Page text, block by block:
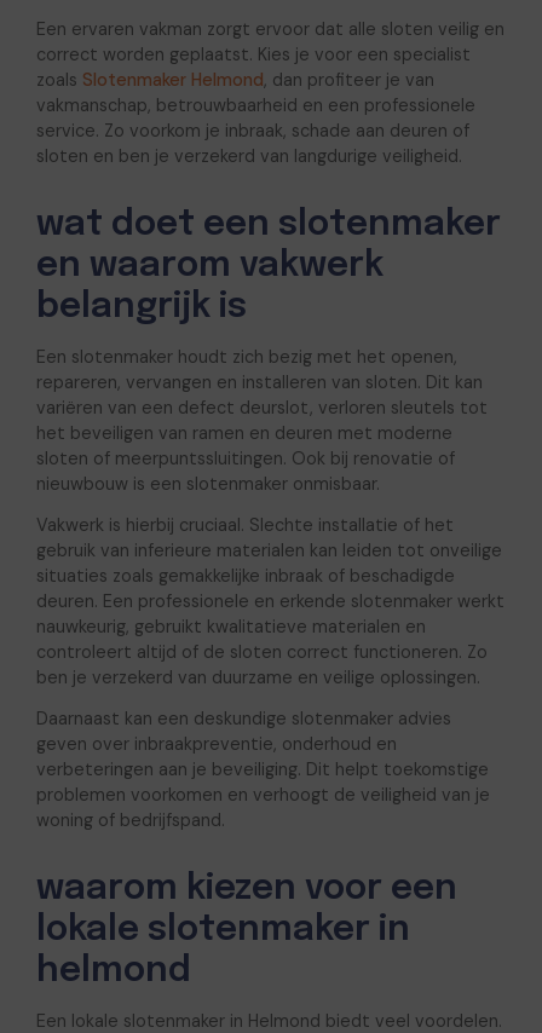
Een ervaren vakman zorgt ervoor dat alle sloten veilig en
correct worden geplaatst. Kies je voor een specialist
zoals Slotenmaker Helmond, dan profiteer je van
vakmanschap, betrouwbaarheid en een professionele
service. Zo voorkom je inbraak, schade aan deuren of
sloten en ben je verzekerd van langdurige veiligheid.
wat doet een slotenmaker
en waarom vakwerk
belangrijk is
Een slotenmaker houdt zich bezig met het openen,
repareren, vervangen en installeren van sloten. Dit kan
variëren van een defect deurslot, verloren sleutels tot
het beveiligen van ramen en deuren met moderne
sloten of meerpuntssluitingen. Ook bij renovatie of
nieuwbouw is een slotenmaker onmisbaar.
Vakwerk is hierbij cruciaal. Slechte installatie of het
gebruik van inferieure materialen kan leiden tot onveilige
situaties zoals gemakkelijke inbraak of beschadigde
deuren. Een professionele en erkende slotenmaker werkt
nauwkeurig, gebruikt kwalitatieve materialen en
controleert altijd of de sloten correct functioneren. Zo
ben je verzekerd van duurzame en veilige oplossingen.
Daarnaast kan een deskundige slotenmaker advies
geven over inbraakpreventie, onderhoud en
verbeteringen aan je beveiliging. Dit helpt toekomstige
problemen voorkomen en verhoogt de veiligheid van je
woning of bedrijfspand.
waarom kiezen voor een
lokale slotenmaker in
helmond
Een lokale slotenmaker in Helmond biedt veel voordelen.